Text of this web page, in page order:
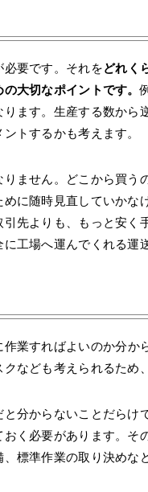
必要です。それをどれく
大切なポイントです。
ます。生産する数から
トするかも考えます。
ません。どこから買う
に随時見直していかな
先よりも、もっと安く
工場へ運んでくれる運
作業すればよいのか分か
なども考えられるため
分からないことだらけ
く必要があります。そ
標準作業の取り決めな